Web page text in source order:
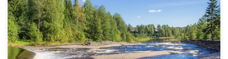
En skogsälv med en längd på 225km, som går genom Åsele och
mynnar ut i […]